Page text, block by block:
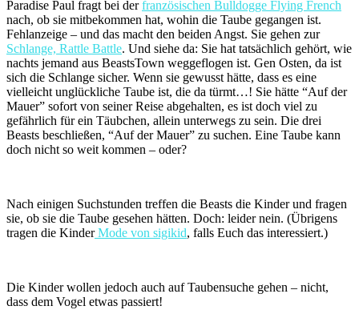
Paradise Paul fragt bei derfranzösischen Bulldogge Flying French
nach, ob sie mitbekommen hat, wohin die Taube gegangen ist.
Fehlanzeige – und das macht den beiden Angst. Sie gehen zur
Schlange, Rattle Battle. Und siehe da: Sie hat tatsächlich gehört, wie
nachts jemand aus BeastsTown weggeflogen ist. Gen Osten, da ist
sich die Schlange sicher. Wenn sie gewusst hätte, dass es eine
vielleicht unglückliche Taube ist, die da türmt…! Sie hätte “Auf der
Mauer” sofort von seiner Reise abgehalten, es ist doch viel zu
gefährlich für ein Täubchen, allein unterwegs zu sein. Die drei
Beasts beschließen, “Auf der Mauer” zu suchen. Eine Taube kann
doch nicht so weit kommen – oder?
Nach einigen Suchstunden treffen die Beasts die Kinder und fragen
sie, ob sie die Taube gesehen hätten. Doch: leider nein. (Übrigens
tragen die KinderMode von sigikid, falls Euch das interessiert.)
Die Kinder wollen jedoch auch auf Taubensuche gehen – nicht,
dass dem Vogel etwas passiert!